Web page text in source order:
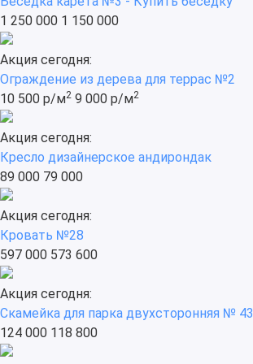
1 250 000 1 150 000
Акция сегодня:
Ограждение из дерева для террас №2
10 500 р/м2 9 000 р/м2
Акция сегодня:
Кресло дизайнерское андирондак
89 000 79 000
Акция сегодня:
Кровать №28
597 000 573 600
Акция сегодня:
Скамейка для парка двухсторонняя № 43
124 000 118 800